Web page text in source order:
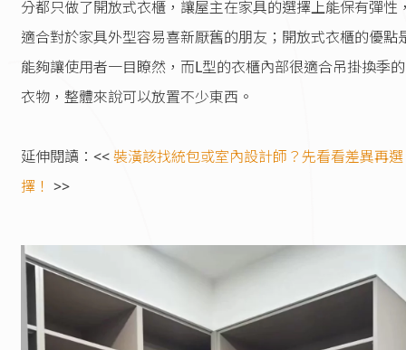
分都只做了開放式衣櫃，讓屋主在家具的選擇上能保有彈性
適合對於家具外型容易喜新厭舊的朋友；開放式衣櫃的優點
能夠讓使用者一目瞭然，而L型的衣櫃內部很適合吊掛換季的
衣物，整體來說可以放置不少東西。
延伸閱讀：<<裝潢該找統包或室內設計師？先看看差異再選
擇！ >>